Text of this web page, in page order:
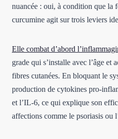
nuancée : oui, à condition que la
curcumine agit sur trois leviers
Elle combat d’abord
grade qui s’installe avec l’âge et
fibres cutanées. En bloquant le
production de cytokines pro-
et l’IL-6, ce qui explique son
affections comme le psoriasis ou